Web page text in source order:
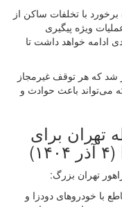
با تخلفات ساکن از
ویژه پیگیری
خواهد داشت تا
که هر توقف غیرمجاز
می‌تواند باعث حوادث و
در ۱۰۰ نقطه تهران برای
تهران بزرگ:
خودروهای دودزا و